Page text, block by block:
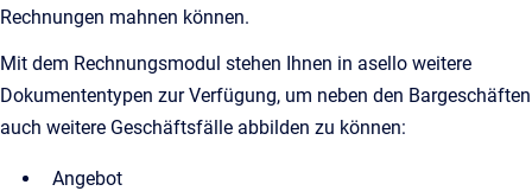
Rechnungen mahnen können.
Mit dem Rechnungsmodul stehen Ihnen in asello weitere
Dokumententypen zur Verfügung, um neben den Bargeschäften
auch weitere Geschäftsfälle abbilden zu können:
Angebot